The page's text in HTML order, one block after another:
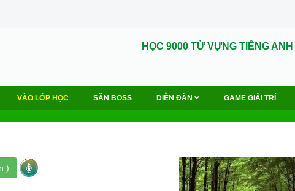
HỌC 9000 TỪ VỰNG TIẾNG ANH
VÀO LỚP HỌC SĂN BOSS DIỄN ĐÀN GAME GIẢI TRÍ
)